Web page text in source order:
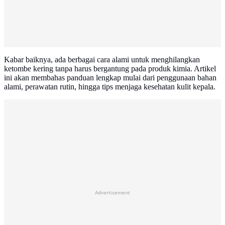
Kabar baiknya, ada berbagai cara alami untuk menghilangkan
ketombe kering tanpa harus bergantung pada produk kimia. Artikel
ini akan membahas panduan lengkap mulai dari penggunaan bahan
alami, perawatan rutin, hingga tips menjaga kesehatan kulit kepala.
Advertisement